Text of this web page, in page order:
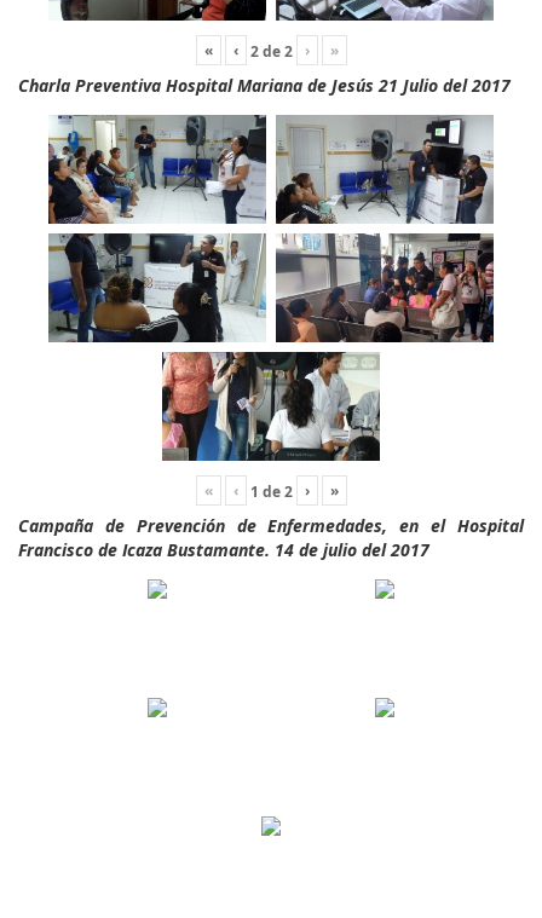
« ‹ 2de2 › »
Charla Preventiva Hospital Mariana de Jesús 21 Julio del 2017
« ‹ 1 de2 › »
Campaña de Prevención de Enfermedades, en el Hospital
Francisco de Icaza Bustamante. 14 de julio del 2017